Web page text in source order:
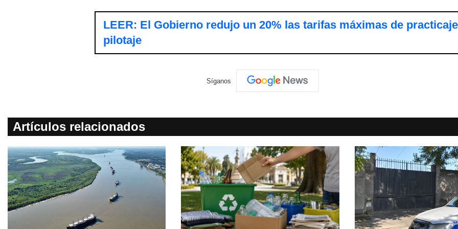
LEER: El Gobierno redujo un 20% las tarifas máximas de
pilotaje
Síganos
Artículos relacionados